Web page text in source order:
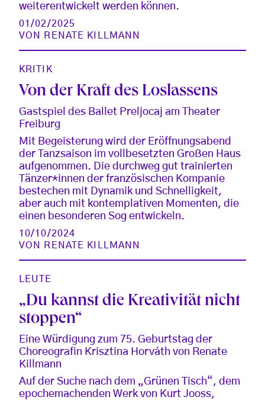
weiterentwickelt werden können.
01/02/2025
VON
RENATE KILLMANN
KRITIK
Von der Kraft des Loslassens
Gastspiel des Ballet Preljocaj am Theater
Freiburg
Mit Begeisterung wird der Eröffnungsabend
der Tanzsaison im vollbesetzten Großen Haus
aufgenommen. Die durchweg gut trainierten
Tänzer*innen der französischen Kompanie
bestechen mit Dynamik und Schnelligkeit,
aber auch mit kontemplativen Momenten, die
einen besonderen Sog entwickeln.
10/10/2024
VON
RENATE KILLMANN
LEUTE
„Du kannst die Kreativität nicht
stoppen“
Eine Würdigung zum 75. Geburtstag der
Choreografin Krisztina Horváth von Renate
Killmann
Auf der Suche nach dem „Grünen Tisch“, dem
epochemachenden Werk von Kurt Jooss,